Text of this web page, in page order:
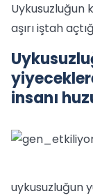
Uykusuzluğun
aşırı iştah
insanı
uykusuzluğun